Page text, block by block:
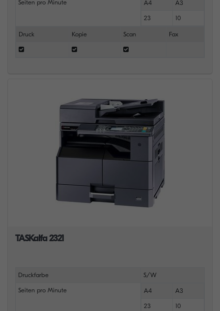
Seiten pro Minute A4 A3
23 10
Druck Kopie Scan Fax
TASKalfa 2321
Druckfarbe S/W
Seiten pro Minute A4 A3
23 10